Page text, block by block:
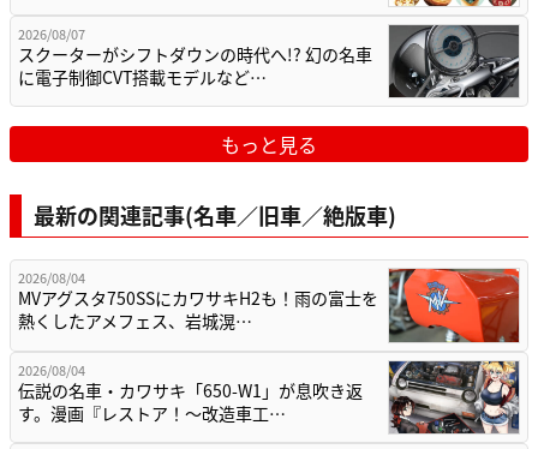
2026/08/07
スクーターがシフトダウンの時代へ!? 幻の名車
に電子制御CVT搭載モデルなど…
もっと見る
最新の関連記事(名車／旧車／絶版車)
2026/08/04
MVアグスタ750SSにカワサキH2も！雨の富士を
熱くしたアメフェス、岩城滉…
2026/08/04
伝説の名車・カワサキ「650-W1」が息吹き返
す。漫画『レストア！～改造車工…